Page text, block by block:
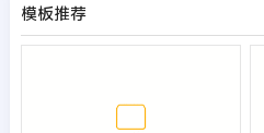
模板推荐